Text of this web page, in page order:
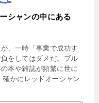
シャンの中にある
、一時「事業で成功す
をしてはダメだ。ブル
本や雑誌が頻繁に世に
かにレッドオーシャン